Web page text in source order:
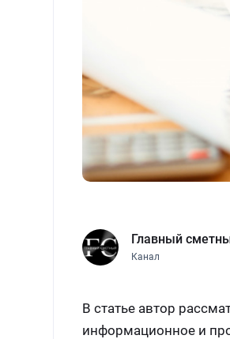
Главный
Канал
В статье автор
информационное и